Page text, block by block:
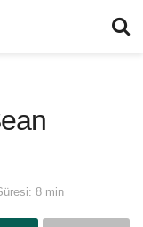
8 min